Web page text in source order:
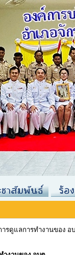
าสัมพันธ์ ร้อ
ารดูแลการทำงานของ อ